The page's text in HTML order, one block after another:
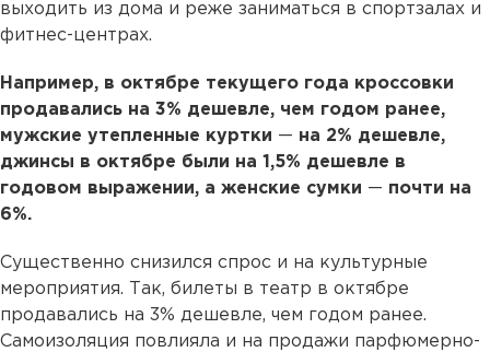
выходить из дома и реже заниматься в спортзалах и
фитнес-центрах.
Например, в октябре текущего года кроссовки
продавались на 3% дешевле, чем годом ранее,
мужские утепленные куртки — на 2% дешевле,
джинсы в октябре были на 1,5% дешевле в
годовом выражении, а женские сумки — почти на
6%.
Существенно снизился спрос и на культурные
мероприятия. Так, билеты в театр в октябре
продавались на 3% дешевле, чем годом ранее.
Самоизоляция повлияла и на продажи парфюмерно-